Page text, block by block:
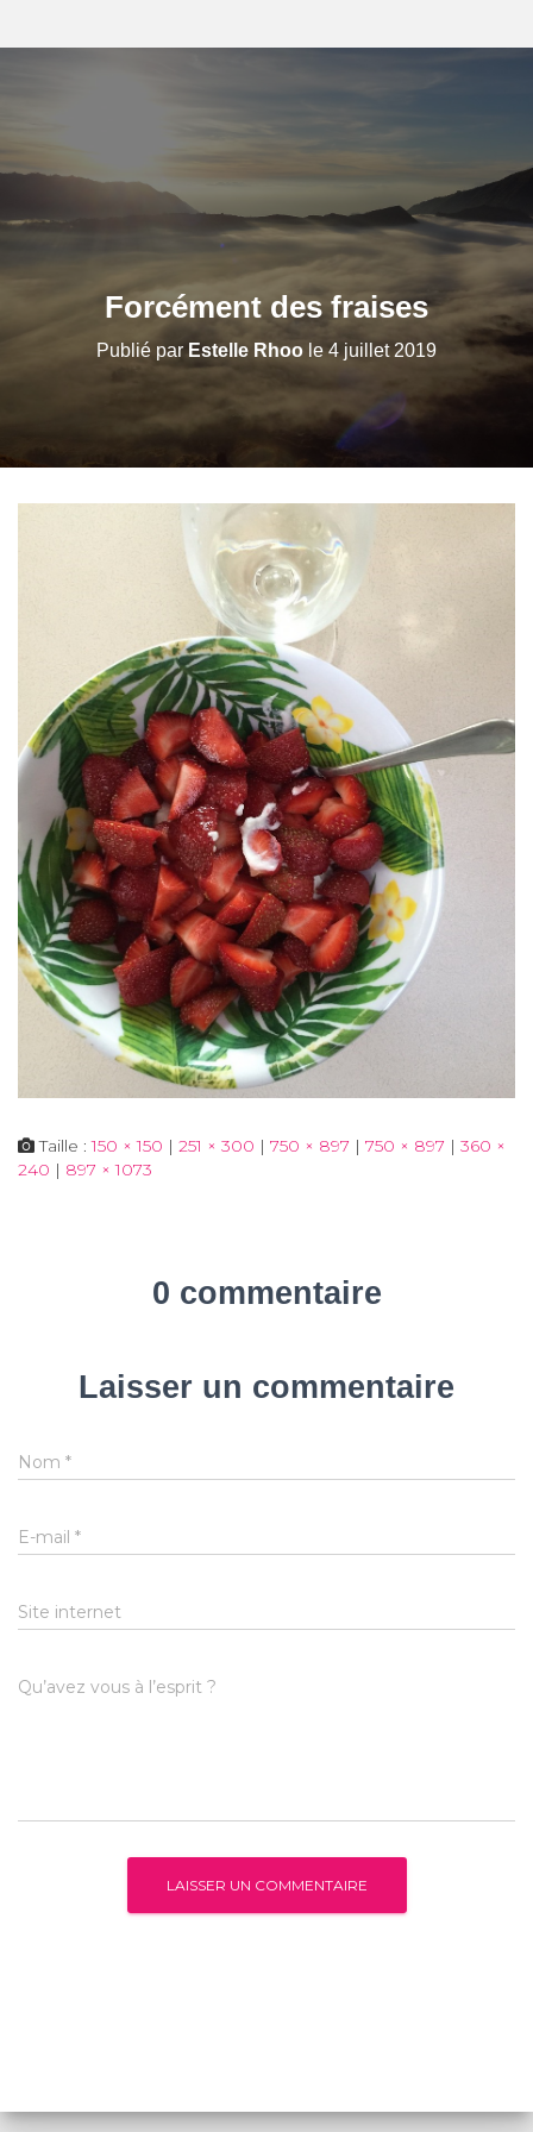
Forcément des fraises
Publié parEstelle Rhoo le4 juillet 2019
Taille :150 × 150 | 251 × 300 | 750 × 897 | 750 × 897 | 360 ×
240 | 897 × 1073
0 commentaire
Laisser un commentaire
Nom *
E-mail *
Site internet
Qu’avez vous à l’esprit ?